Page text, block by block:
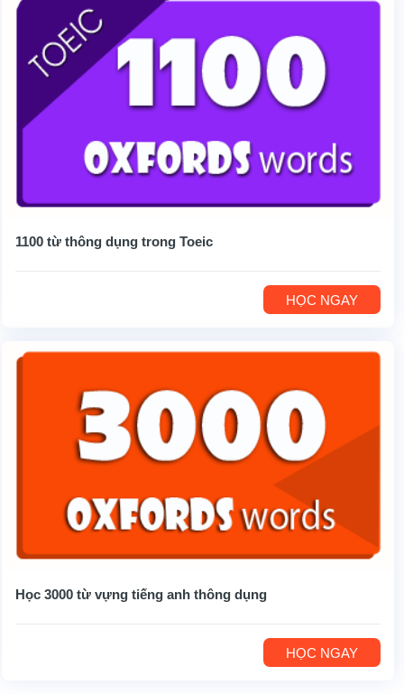
1100 từ thông dụng trong Toeic
HỌC NGAY
Học 3000 từ vựng tiếng anh thông dụng
HỌC NGAY